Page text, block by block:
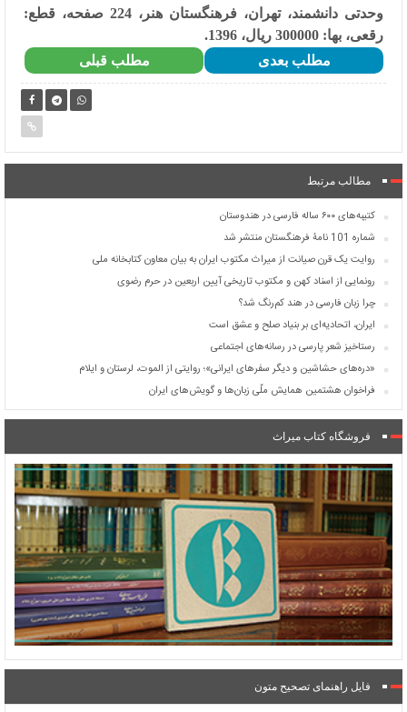
وحدتی دانشمند، تهران، فرهنگستان هنر، 224 صفحه، قطع:
رقعی، بها: 300000 ریال، 1396.
مطلب قبلی
مطلب بعدی
مطالب مرتبط
کتیبه‌های ۶۰۰ ساله فارسی در هندوستان
شماره 101 نامۀ فرهنگستان منتشر شد
روایت یک قرن صیانت از میراث مکتوب ایران به بیان معاون کتابخانه ملی
رونمایی از اسناد کهن و مکتوب تاریخی آیین اربعین در حرم رضوی
چرا زبان فارسی در هند کم‌رنگ شد؟
ایران، اتحادیه‌ای بر بنیاد صلح و عشق است
رستاخیز شعر پارسی در رسانه‌های اجتماعی
«دره‌های حشاشین و دیگر سفرهای ایرانی»؛ روایتی از الموت، لرستان و ایلام
فراخوان هشتمین همایش ملّی زبان‌ها و گویش‌های ایران
فروشگاه کتاب میراث
فایل راهنمای تصحیح متون